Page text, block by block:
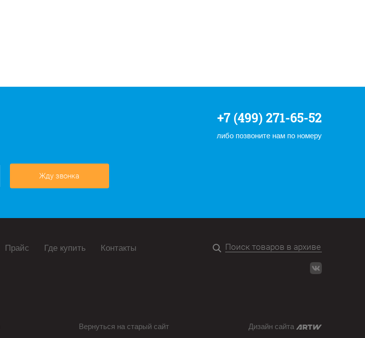
+7 (499) 271-65-52
либо позвоните нам по номеру
Жду звонка
Прайс Где купить Контакты
Вернуться на старый сайт Дизайн сайта